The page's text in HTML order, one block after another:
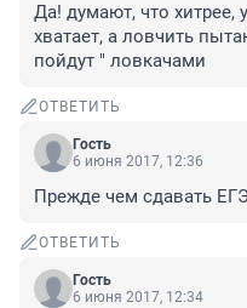
Да! думают, что хитрее,
хватает, а ловчить
пойдут " ловкачами
ОТВЕТИТЬ
Гость
6 июня 2017, 12:36
Прежде чем сдавать
ОТВЕТИТЬ
Гость
6 июня 2017, 12:34